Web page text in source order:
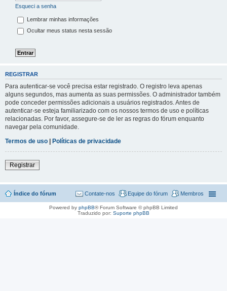
Esqueci a senha
Lembrar minhas informações
Ocultar meus status nesta sessão
REGISTRAR
Para autenticar-se você precisa estar registrado. O registro leva apenas
alguns segundos, mas aumenta as suas permissões. O administrador também
pode conceder permissões adicionais a usuários registrados. Antes de
autenticar-se esteja familiarizado com os nossos termos de uso e políticas
relacionadas. Por favor, assegure-se de ler as regras do fórum enquanto
navegar pela comunidade.
Termos de uso | Políticas de privacidade
Registrar
Índice do fórum Membros
Equipe do fórum
Contate-nos
Powered by phpBB® Forum Software © phpBB Limited
Traduzido por: Suporte phpBB